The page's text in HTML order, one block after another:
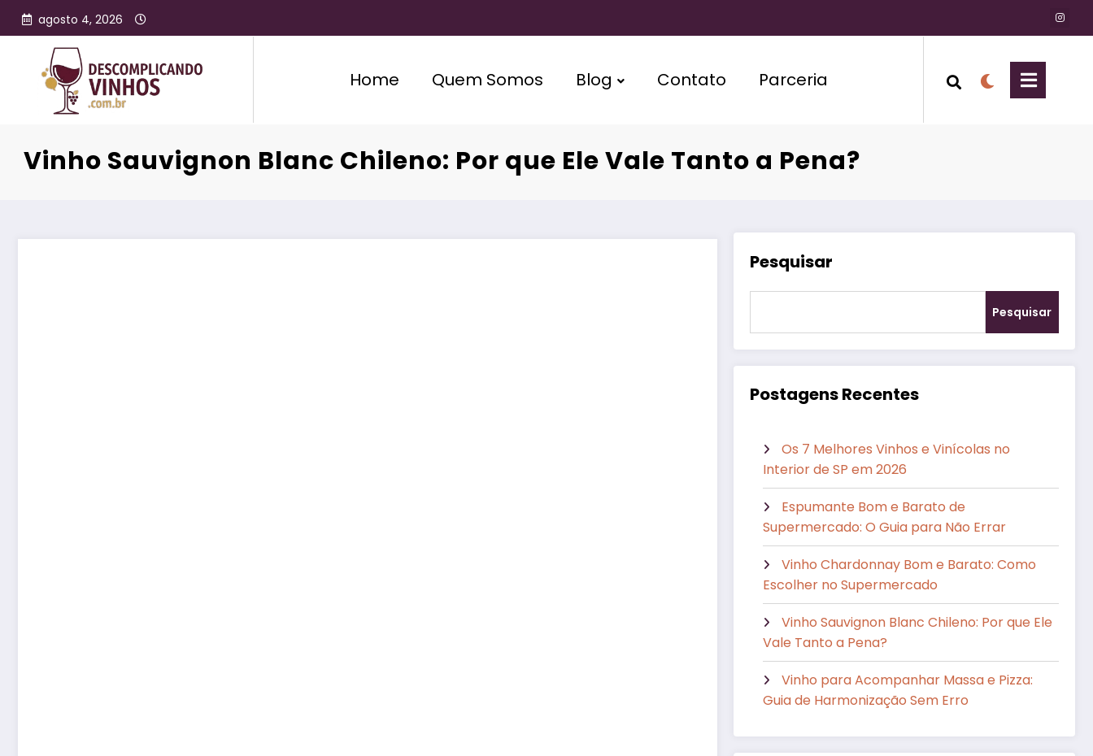
agosto 4, 2026
Home Quem Somos Blog Contato Parceria
Vinho Sauvignon Blanc Chileno: Por que Ele Vale Tanto a Pena?
Pesquisar
Pesquisar
Postagens Recentes
Os 7 Melhores Vinhos e Vinícolas no
Interior de SP em 2026
Espumante Bom e Barato de
Supermercado: O Guia para Não Errar
Vinho Chardonnay Bom e Barato: Como
Escolher no Supermercado
Vinho Sauvignon Blanc Chileno: Por que Ele
Vale Tanto a Pena?
Vinho para Acompanhar Massa e Pizza:
Guia de Harmonização Sem Erro